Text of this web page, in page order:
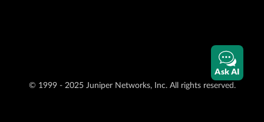
© 1999 - 2025 Juniper Networks, Inc. All rights reserved.
Ask AI